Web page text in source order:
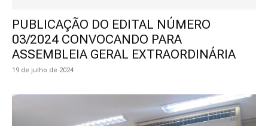
PUBLICAÇÃO DO EDITAL NÚMERO
03/2024 CONVOCANDO PARA
ASSEMBLEIA GERAL EXTRAORDINÁRIA
19 de julho de 2024